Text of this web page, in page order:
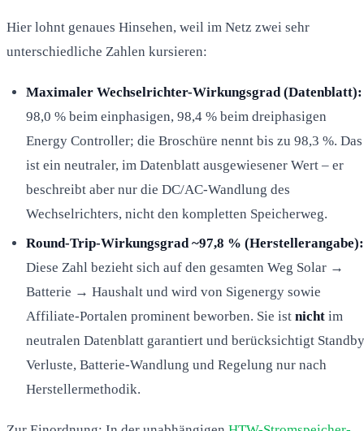
Hier lohnt genaues Hinsehen, weil im Netz zwei sehr
unterschiedliche Zahlen kursieren:
Maximaler Wechselrichter-Wirkungsgrad (Datenblatt):
98,0 % beim einphasigen, 98,4 % beim dreiphasigen
Energy Controller; die Broschüre nennt bis zu 98,3 %. Das
ist ein neutraler, im Datenblatt ausgewiesener Wert – er
beschreibt aber nur die DC/AC-Wandlung des
Wechselrichters, nicht den kompletten Speicherweg.
Round-Trip-Wirkungsgrad ~97,8 % (Herstellerangabe):
Diese Zahl bezieht sich auf den gesamten Weg Solar →
Batterie → Haushalt und wird von Sigenergy sowie
Affiliate-Portalen prominent beworben. Sie ist nicht im
neutralen Datenblatt garantiert und berücksichtigt
Verluste, Batterie-Wandlung und Regelung nur nach
Herstellermethodik.